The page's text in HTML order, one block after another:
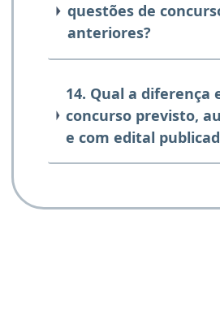
questões de
anteriores?
14. Qual a diferença
concurso previsto,
e com edital